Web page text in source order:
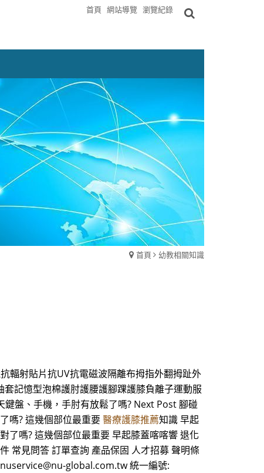
首頁 網站導覽 瀏覽紀錄
首頁 幼教相關知識
輻射貼片抗UV抗電磁波隔離布拇指外翻拇趾外
記憶型泡棉護肘護腰護腳踝護膝負離子運動服
盤、手機，手肘有放鬆了嗎? Next Post 腳碰
嗎? 這幾個部位最重要醫療護膝推薦知識 早起
了嗎? 這幾個部位最重要 早起膝蓋喀喀響 退化
常見問答 訂單查詢 產品保固 人才招募 聲明條
global.com.tw 統一編號: